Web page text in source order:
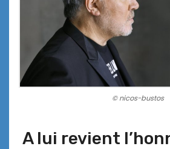
© nicos-bustos
A lui revient